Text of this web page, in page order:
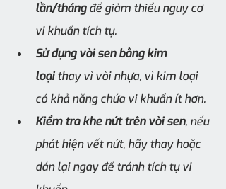
lần/tháng để giảm thiểu nguy cơ
vi khuẩn tích tụ.
Sử dụng vòi sen bằng kim
loại thay vì vòi nhựa, vì kim loại
có khả năng chứa vi khuẩn ít hơn.
Kiểm tra khe nứt trên vòi sen, nếu
phát hiện vết nứt, hãy thay hoặc
dán lại ngay để tránh tích tụ vi